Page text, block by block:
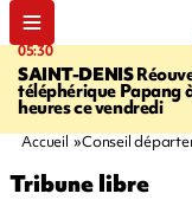
05:30
SAINT-DENIS
téléphérique Papang
heures ce vendredi
Accueil Conseil
Tribune libre